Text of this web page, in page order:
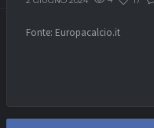
Fonte: Europacalcio.it